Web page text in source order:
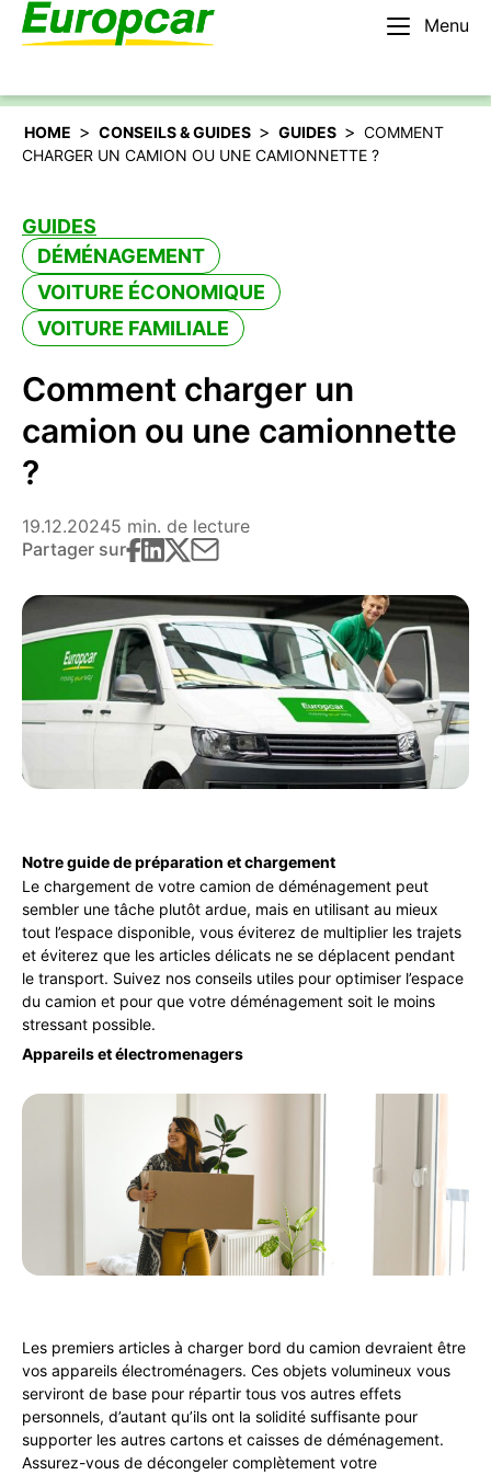
Menu
Français – BE
HOME > CONSEILS & GUIDES > GUIDES > COMMENT
CHARGER UN CAMION OU UNE CAMIONNETTE ?
GUIDES
DÉMÉNAGEMENT
VOITURE ÉCONOMIQUE
VOITURE FAMILIALE
Comment charger un
camion ou une camionnette
?
19.12.20245 min. de lecture
Partager sur
Notre guide de préparation et chargement
Le chargement de votre camion de déménagement peut
sembler une tâche plutôt ardue, mais en utilisant au mieux
tout l’espace disponible, vous éviterez de multiplier les trajets
et éviterez que les articles délicats ne se déplacent pendant
le transport. Suivez nos conseils utiles pour optimiser l’espace
du camion et pour que votre déménagement soit le moins
stressant possible.
Appareils et électromenagers
Les premiers articles à charger bord du camion devraient être
vos appareils électroménagers. Ces objets volumineux vous
serviront de base pour répartir tous vos autres effets
personnels, d’autant qu’ils ont la solidité suffisante pour
supporter les autres cartons et caisses de déménagement.
Assurez-vous de décongeler complètement votre